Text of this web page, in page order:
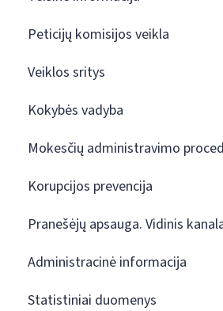
Peticijų komisijos veikla
Veiklos sritys
Kokybės vadyba
Mokesčių administravimo
Korupcijos prevencija
Pranešėjų apsauga. Vidinis
Administracinė informacija
Statistiniai duomenys